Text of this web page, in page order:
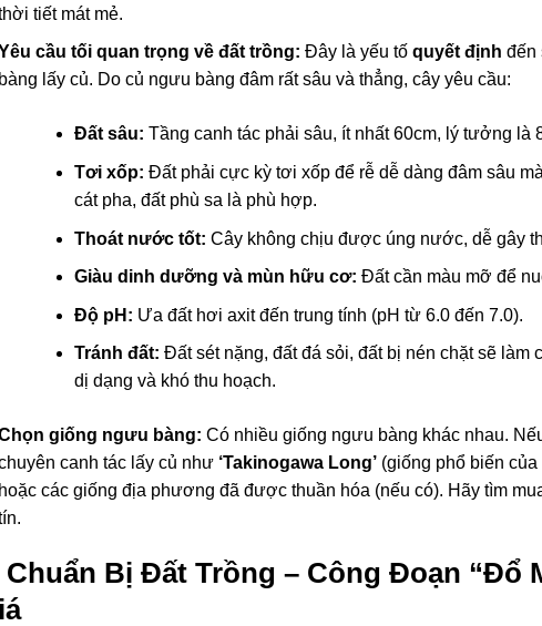
tiết mát mẻ.
cầu tối quan trọng về đất trồng: Đây là yếu tốquyết định đến
lấy củ. Do củ ngưu bàng đâm rất sâu và thẳng, cây yêu cầu:
Đất sâu: Tầng canh tác phải sâu, ít nhất 60cm, lý tưởng là
Tơi xốp: Đất phải cực kỳ tơi xốp để rễ dễ dàng đâm sâu
cát pha, đất phù sa là phù hợp.
Thoát nước tốt: Cây không chịu được úng nước, dễ gây
Giàu dinh dưỡng và mùn hữu cơ: Đất cần màu mỡ để
Độ pH: Ưa đất hơi axit đến trung tính (pH từ 6.0 đến 7.0).
Tránh đất: Đất sét nặng, đất đá sỏi, đất bị nén chặt sẽ làm
dị dạng và khó thu hoạch.
giống ngưu bàng: Có nhiều giống ngưu bàng khác nhau.
canh tác lấy củ như ‘Takinogawa Long’ (giống phổ biến
các giống địa phương đã được thuần hóa (nếu có). Hãy tìm
Chuẩn Bị Đất Trồng – Công Đoạn “Đổ